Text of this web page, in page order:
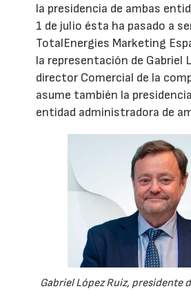
la presidencia de ambas
1 de julio ésta ha pasado a
TotalEnergies Marketing
la representación de Gabriel
director Comercial de la
asume también la presidencia
entidad administradora de
Gabriel López Ruiz, presidente